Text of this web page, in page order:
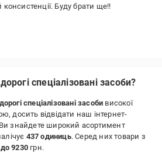
Буду брати ще!!
спеціалізовані засоби?
спеціалізовані засоби високої
досить відвідати наш інтернет-
знайдете широкий асортимент
437 одиниць. Серед них товари з
9230 грн.